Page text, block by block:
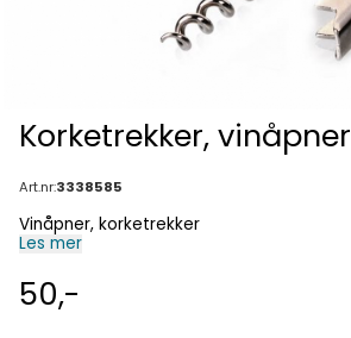
Korketrekker, vinåpner
Art.nr:3338585
Vinåpner, korketrekker
Les mer
50,-